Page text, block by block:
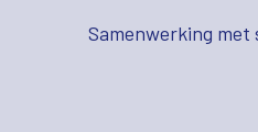
Samenwerking met